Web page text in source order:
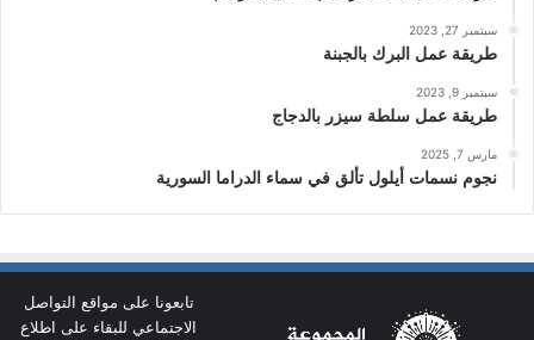
سبتمبر 27, 2023
طريقة عمل البرك بالجبنة
سبتمبر 9, 2023
طريقة عمل سلطة سيزر بالدجاج
مارس 7, 2025
نجوم نسمات أيلول تألق في سماء الدراما السورية
تابعونا على مواقع التواصل
الاجتماعي للبقاء على اطلاع